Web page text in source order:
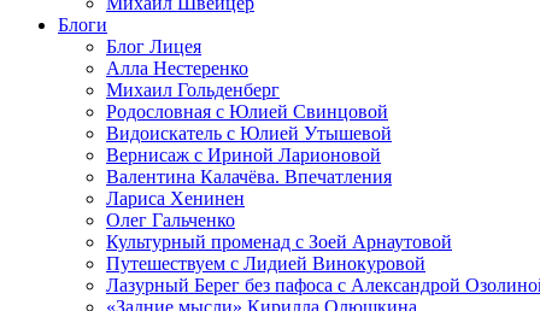
Блоги
Блог Лицея
Алла Нестеренко
Михаил Гольденберг
Родословная с Юлией Свинцовой
Видоискатель с Юлией Утышевой
Вернисаж с Ириной Ларионовой
Валентина Калачёва. Впечатления
Лариса Хенинен
Олег Гальченко
Культурный променад с Зоей Арнаутовой
Путешествуем с Лидией Винокуровой
Лазурный Берег без пафоса с Александрой
«Задние мысли» Кирилла Олюшкина